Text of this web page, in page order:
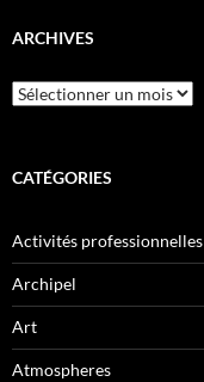
ARCHIVES
Archives
CATÉGORIES
Activités professionnelles
Archipel
Art
Atmospheres